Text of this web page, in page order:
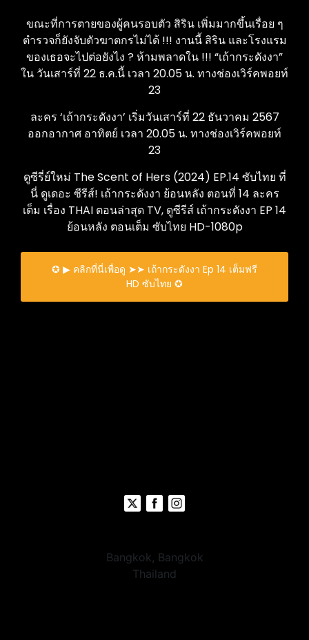
ขณะที่การตายของผู้คนรอบตัว สิริน เพิ่มมากขึ้นเรื่อย ๆ
ตำรวจก็ยังจับตัวฆาตกรไม่ได้ !!! งานนี้ สิริน และโรงแรม
ของเธอจะไปต่อยังไง ? ห้ามพลาดใน !!! “เถ้ากระดังงา”
ใน วันเสาร์ที่ 22 ธ.ค.นี้ เวลา 20.05 น. ทางช่องเวิร์คพอยท์
23
ละคร ‘เถ้ากระดังงา’ เริ่มวันเสาร์ที่ 22 ธันวาคม 2567
ออกอากาศ อาทิตย์ เวลา 20.05 น. ทางช่องเวิร์คพอยท์
23
ดูซีรี่ย์ใหม่ The Scent of Hers (2024) EP.14 ซับไทย ที่
นี่ ดูเดอะ ซีรีส์! เถ้ากระดังงา ย้อนหลัง ตอนที่ 14 ละคร
เต็ม เรื่อง THAI ตอนล่าสุด TV, ดูซีรีส์ เถ้ากระดังงา EP 14
ย้อนหลัง ตอนเต็ม ซับไทย HD-1080p
✪ ▶ คลิกที่นี่เพื่อดู ➤➤ เถ้ากระดังงา Ep 14 เต็มฟรี
HD ซับไทย ✪
Bangkok, Bangkok
Thailand